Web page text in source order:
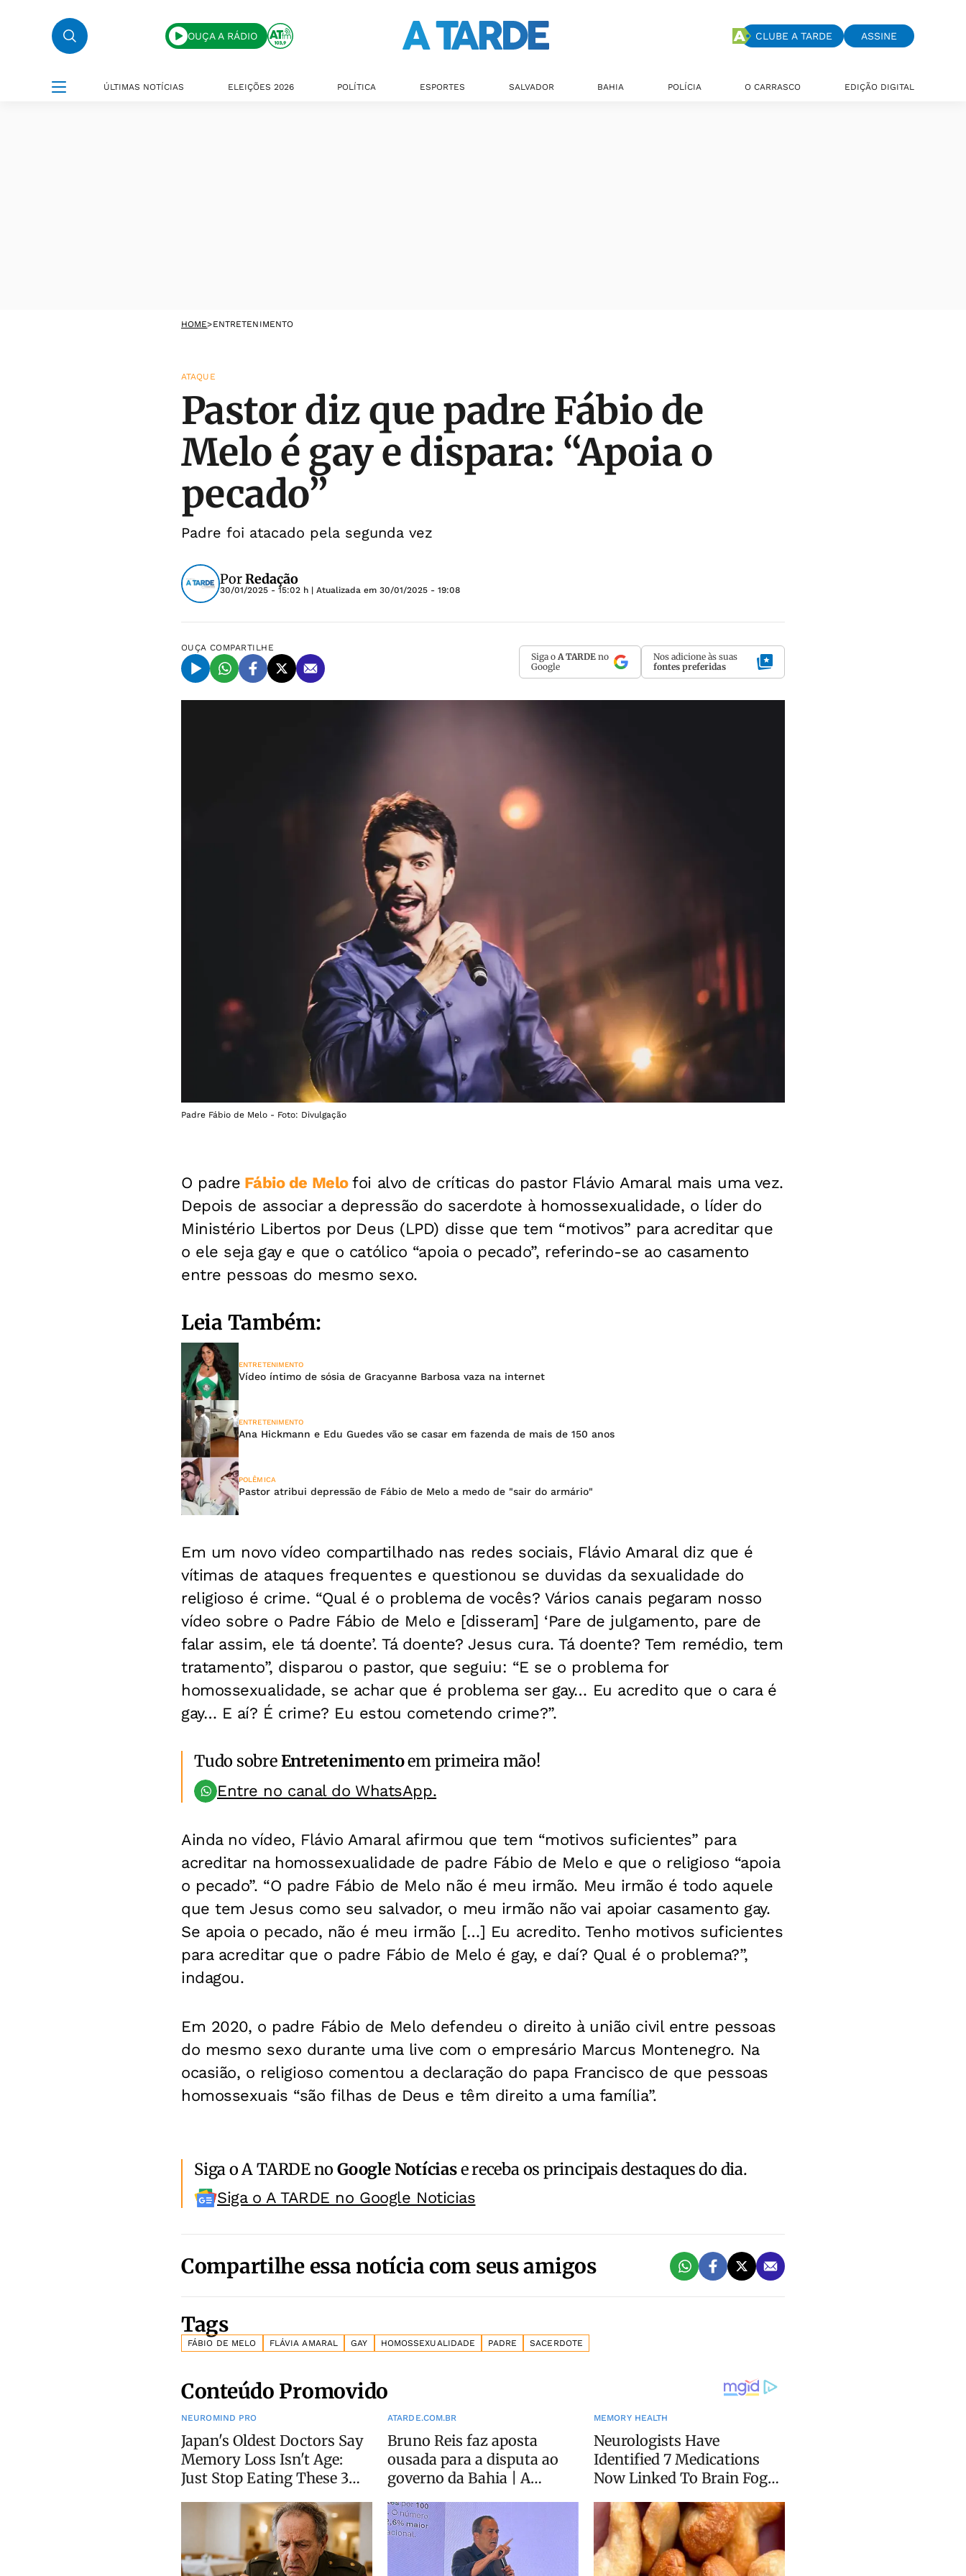
OUÇA A RÁDIO CLUBE A TARDE ASSINE
ÚLTIMAS NOTÍCIAS ELEIÇÕES 2026 POLÍTICA ESPORTES SALVADOR BAHIA POLÍCIA O CARRASCO EDIÇÃO DIGITAL
HOME>ENTRETENIMENTO
ATAQUE
Pastor diz que padre Fábio de
Melo é gay e dispara: “Apoia o
pecado”
Padre foi atacado pela segunda vez
PorRedação
30/01/2025 - 15:02 h | Atualizada em 30/01/2025 - 19:08
OUÇA COMPARTILHE
Siga o A TARDE no
Google
Nos adicione às suas
fontes preferidas
Padre Fábio de Melo - Foto: Divulgação
O padre Fábio de Melofoi alvo de críticas do pastor Flávio Amaral mais uma vez.
Depois de associar a depressão do sacerdote à homossexualidade, o líder do
Ministério Libertos por Deus (LPD) disse que tem “motivos” para acreditar que
o ele seja gay e que o católico “apoia o pecado”, referindo-se ao casamento
entre pessoas do mesmo sexo.
Leia Também:
ENTRETENIMENTO
Vídeo íntimo de sósia de Gracyanne Barbosa vaza na internet
ENTRETENIMENTO
Ana Hickmann e Edu Guedes vão se casar em fazenda de mais de 150 anos
POLÊMICA
Pastor atribui depressão de Fábio de Melo a medo de "sair do armário"
Em um novo vídeo compartilhado nas redes sociais, Flávio Amaral diz que é
vítimas de ataques frequentes e questionou se duvidas da sexualidade do
religioso é crime. “Qual é o problema de vocês? Vários canais pegaram nosso
vídeo sobre o Padre Fábio de Melo e [disseram] ‘Pare de julgamento, pare de
falar assim, ele tá doente’. Tá doente? Jesus cura. Tá doente? Tem remédio, tem
tratamento”, disparou o pastor, que seguiu: “E se o problema for
homossexualidade, se achar que é problema ser gay… Eu acredito que o cara é
gay… E aí? É crime? Eu estou cometendo crime?”.
Tudo sobreEntretenimentoem primeira mão!
Entre no canal do WhatsApp.
Ainda no vídeo, Flávio Amaral afirmou que tem “motivos suficientes” para
acreditar na homossexualidade de padre Fábio de Melo e que o religioso “apoia
o pecado”. “O padre Fábio de Melo não é meu irmão. Meu irmão é todo aquele
que tem Jesus como seu salvador, o meu irmão não vai apoiar casamento gay.
Se apoia o pecado, não é meu irmão […] Eu acredito. Tenho motivos suficientes
para acreditar que o padre Fábio de Melo é gay, e daí? Qual é o problema?”,
indagou.
Em 2020, o padre Fábio de Melo defendeu o direito à união civil entre pessoas
do mesmo sexo durante uma live com o empresário Marcus Montenegro. Na
ocasião, o religioso comentou a declaração do papa Francisco de que pessoas
homossexuais “são filhas de Deus e têm direito a uma família”.
Siga o A TARDE noGoogle Notíciase receba os principais destaques do dia.
Siga o A TARDE no Google Noticias
Compartilhe essa notícia com seus amigos
Tags
FÁBIO DE MELO FLÁVIA AMARAL GAY HOMOSSEXUALIDADE PADRE SACERDOTE